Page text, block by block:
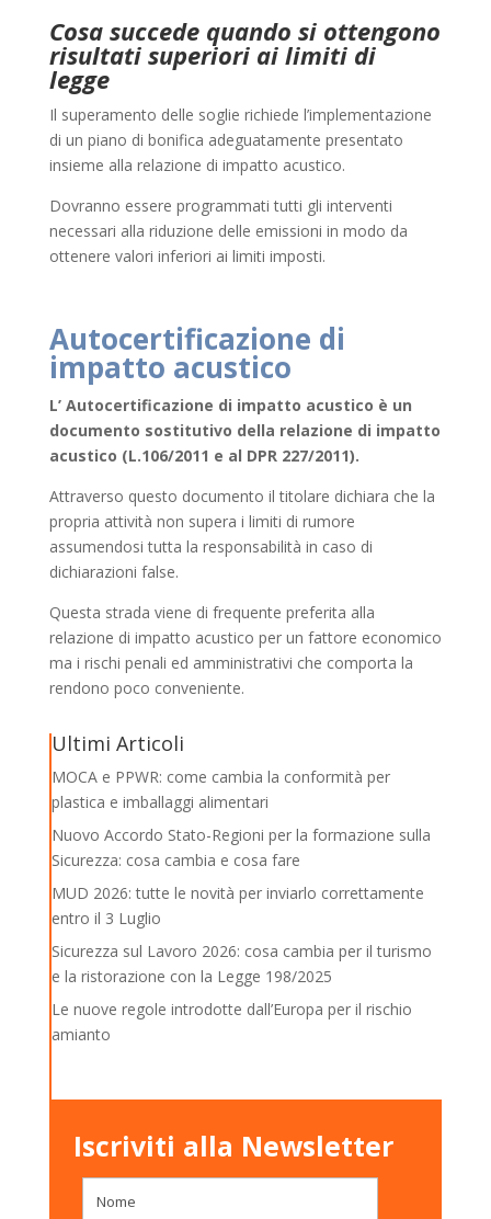
Cosa succede quando si ottengono
risultati superiori ai limiti di
legge
Il superamento delle soglie richiede l’implementazione
di un piano di bonifica adeguatamente presentato
insieme alla relazione di impatto acustico.
Dovranno essere programmati tutti gli interventi
necessari alla riduzione delle emissioni in modo da
ottenere valori inferiori ai limiti imposti.
Autocertificazione di
impatto acustico
L’ Autocertificazione di impatto acustico è un
documento sostitutivo della relazione di impatto
acustico (L.106/2011 e al DPR 227/2011).
Attraverso questo documento il titolare dichiara che la
propria attività non supera i limiti di rumore
assumendosi tutta la responsabilità in caso di
dichiarazioni false.
Questa strada viene di frequente preferita alla
relazione di impatto acustico per un fattore economico
ma i rischi penali ed amministrativi che comporta la
rendono poco conveniente.
Ultimi Articoli
MOCA e PPWR: come cambia la conformità per
plastica e imballaggi alimentari
Nuovo Accordo Stato-Regioni per la formazione sulla
Sicurezza: cosa cambia e cosa fare
MUD 2026: tutte le novità per inviarlo correttamente
entro il 3 Luglio
Sicurezza sul Lavoro 2026: cosa cambia per il turismo
e la ristorazione con la Legge 198/2025
Le nuove regole introdotte dall’Europa per il rischio
amianto
Iscriviti alla Newsletter